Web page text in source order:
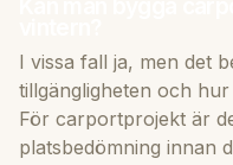
I vissa fall ja, men det
tillgängligheten och
För carportprojekt är
platsbedömning innan